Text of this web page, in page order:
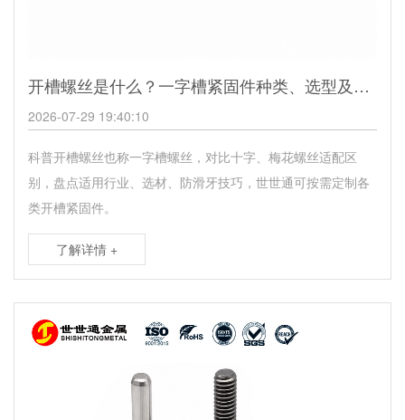
开槽螺丝是什么？一字槽紧固件种类、选型及定制解决方案
2026-07-29 19:40:10
科普开槽螺丝也称一字槽螺丝，对比十字、梅花螺丝适配区
别，盘点适用行业、选材、防滑牙技巧，世世通可按需定制各
类开槽紧固件。
了解详情 +